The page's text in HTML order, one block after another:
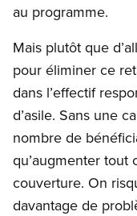
au programme.
Mais plutôt que
pour éliminer ce
dans l’effectif
d’asile. Sans une
nombre de
qu’augmenter
couverture. On
davantage de